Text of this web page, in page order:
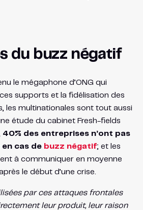
du buzz négatif
le mégaphone d’ONG qui
supports et la fidélisation des
les multinationales sont tout aussi
étude du cabinet Fresh-fields
40% des entreprises n’ont pas
en cas de buzz négatif; et les
à communiquer en moyenne
le début d’une crise.
par ces attaques frontales
leur produit, leur raison